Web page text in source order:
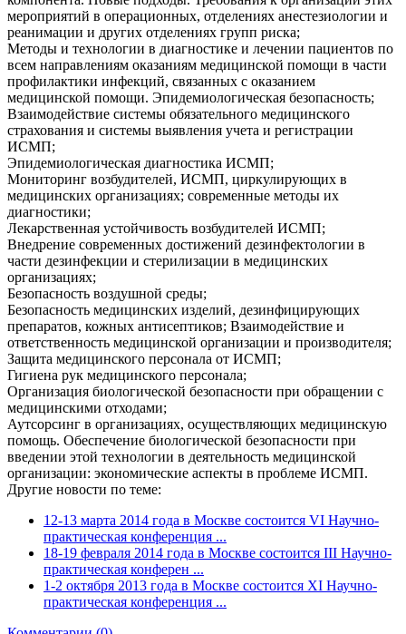
мероприятий в операционных, отделениях анестезиологии и
реанимации и других отделениях групп риска;
Методы и технологии в диагностике и лечении пациентов по
всем направлениям оказаниям медицинской помощи в части
профилактики инфекций, связанных с оказанием
медицинской помощи. Эпидемиологическая безопасность;
Взаимодействие системы обязательного медицинского
страхования и системы выявления учета и регистрации
ИСМП;
Эпидемиологическая диагностика ИСМП;
Мониторинг возбудителей, ИСМП, циркулирующих в
медицинских организациях; современные методы их
диагностики;
Лекарственная устойчивость возбудителей ИСМП;
Внедрение современных достижений дезинфектологии в
части дезинфекции и стерилизации в медицинских
организациях;
Безопасность воздушной среды;
Безопасность медицинских изделий, дезинфицирующих
препаратов, кожных антисептиков; Взаимодействие и
ответственность медицинской организации и производителя;
Защита медицинского персонала от ИСМП;
Гигиена рук медицинского персонала;
Организация биологической безопасности при обращении с
медицинскими отходами;
Аутсорсинг в организациях, осуществляющих медицинскую
помощь. Обеспечение биологической безопасности при
введении этой технологии в деятельность медицинской
организации: экономические аспекты в проблеме ИСМП.
Другие новости по теме:
12-13 марта 2014 года в Москве состоится VI Научно-
практическая конференция ...
18-19 февраля 2014 года в Москве состоится III Научно-
практическая конферен ...
1-2 октября 2013 года в Москве состоится XI Научно-
практическая конференция ...